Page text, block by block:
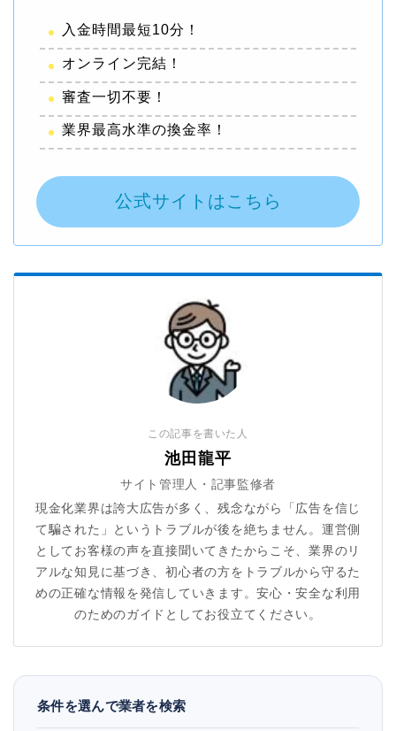
入金時間最短10分！
オンライン完結！
審査一切不要！
業界最高水準の換金率！
公式サイトはこちら
この記事を書いた人
池田龍平
サイト管理人・記事監修者
現金化業界は誇大広告が多く、残念ながら「広告を信じ
て騙された」というトラブルが後を絶ちません。運営側
としてお客様の声を直接聞いてきたからこそ、業界のリ
アルな知見に基づき、初心者の方をトラブルから守るた
めの正確な情報を発信していきます。安心・安全な利用
のためのガイドとしてお役立てください。
条件を選んで業者を検索